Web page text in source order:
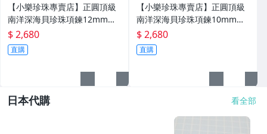
【小樂珍珠專賣店】正圓頂級
南洋深海貝珍珠項鍊12mm大
顆粒
$ 2,680
直購
【小樂珍珠專賣店】正圓頂級
南洋深海貝珍珠項鍊10mm大
顆粒
$ 2,680
直購
日本代購 看全部